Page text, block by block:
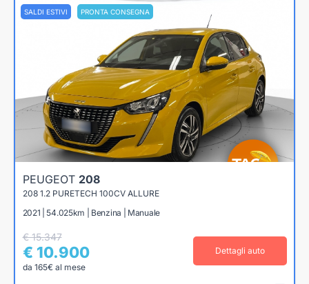
SALDI ESTIVI PRONTA CONSEGNA
PEUGEOT 208
208 1.2 PURETECH 100CV ALLURE
2021 | 54.025km | Benzina | Manuale
€ 15.347
€ 10.900
da 165€ al mese
Dettagli auto